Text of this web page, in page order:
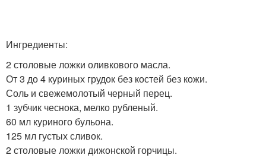
Грудка в шубке
Грудка в сырной шубке
Грудка на праздничный
Ингредиенты:
2 столовые ложки оливкового масла.
От 3 до 4 куриных грудок без костей без кожи.
Соль и свежемолотый черный перец.
1 зубчик чеснока, мелко рубленый.
60 мл куриного бульона.
125 мл густых сливок.
2 столовые ложки дижонской горчицы.